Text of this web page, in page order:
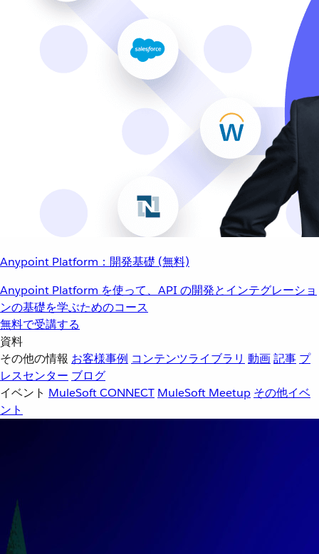
Anypoint Platform：開発基礎 (無料)
Anypoint Platform を使って、API の開発とインテグレーショ
ンの基礎を学ぶためのコース
無料で受講する
資料
その他の情報 お客様事例 コンテンツライブラリ 動画記事 プ
レスセンター ブログ
イベント MuleSoft CONNECT MuleSoft Meetup その他イベ
ント